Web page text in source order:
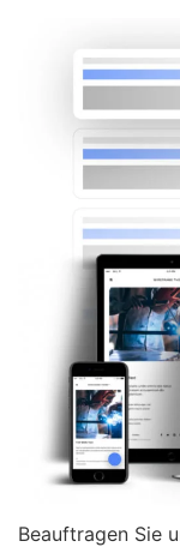
Beauftragen Sie